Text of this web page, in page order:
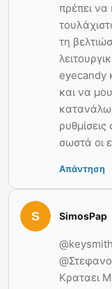
πρέπει να
τη
eyecandy
και να
σωστά οι
Απάντηση
SimosPap
@keysmith
Κραταει